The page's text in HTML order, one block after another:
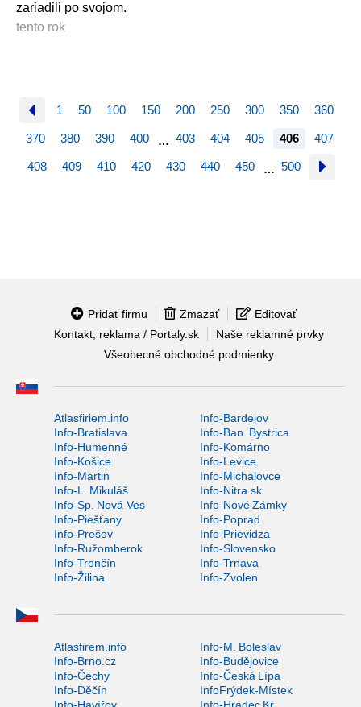
zariadili po svojom.
tento rok
1 50 100 150 200 250 300 350 360
370 380 390 400 … 403 404 405 406 407
408 409 410 420 430 440 450 … 500
Pridať firmu Zmazať
Editovať
Kontakt, reklama / Portaly.sk
Naše reklamné prvky
Všeobecné obchodné podmienky
Atlasfiriem.info
Info-Bardejov
Info-Bratislava
Info-Ban. Bystrica
Info-Humenné
Info-Komárno
Info-Košice
Info-Levice
Info-Martin
Info-Michalovce
Info-L. Mikuláš
Info-Nitra.sk
Info-Sp. Nová Ves
Info-Nové Zámky
Info-Piešťany
Info-Poprad
Info-Prešov
Info-Prievidza
Info-Ružomberok
Info-Slovensko
Info-Trenčín
Info-Trnava
Info-Žilina
Info-Zvolen
Atlasfirem.info
Info-M. Boleslav
Info-Brno.cz
Info-Budějovice
Info-Čechy
Info-Česká Lípa
Info-Děčín
InfoFrýdek-Místek
Info-Havířov
Info-Hradec Kr.